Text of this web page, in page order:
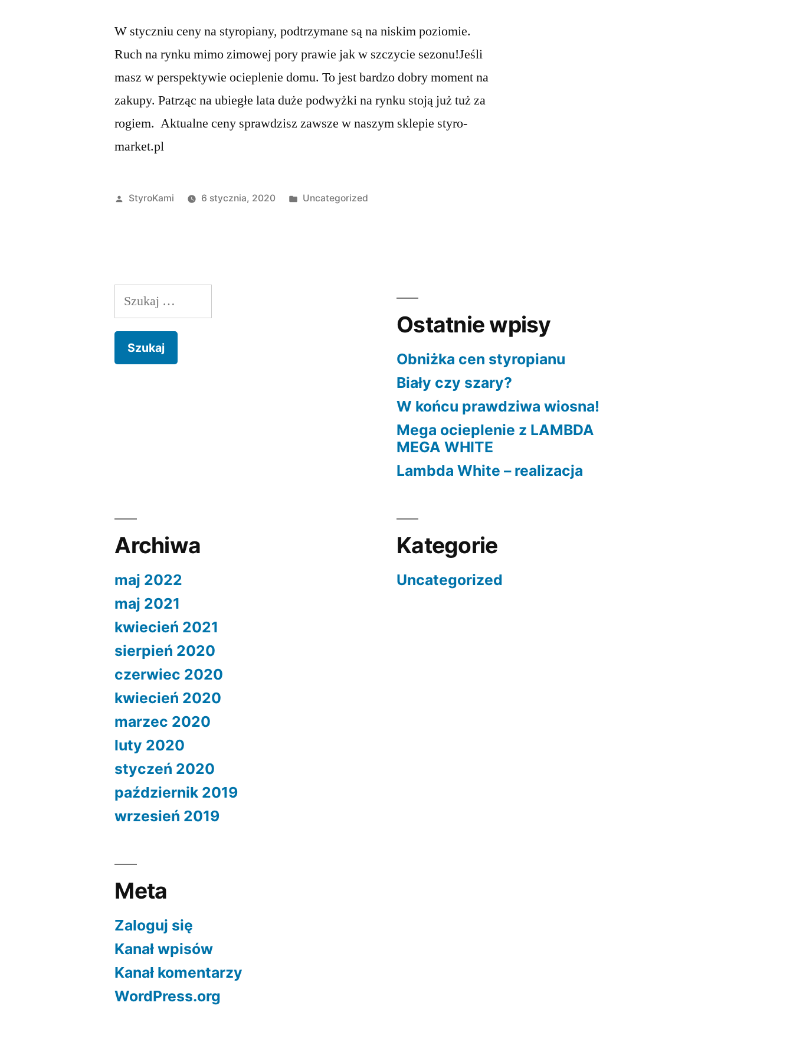
W styczniu ceny na styropiany, podtrzymane są na niskim poziomie.
Ruch na rynku mimo zimowej pory prawie jak w szczycie sezonu!Jeśli
masz w perspektywie ocieplenie domu. To jest bardzo dobry moment na
zakupy. Patrząc na ubiegłe lata duże podwyżki na rynku stoją już tuż za
rogiem. Aktualne ceny sprawdzisz zawsze w naszym sklepie styro-
market.pl
Opublikowane
StyroKami 6 stycznia, 2020
Opublikowano
Uncategorized
Szukaj:
Ostatnie wpisy
Obniżka cen styropianu
Biały czy szary?
W końcu prawdziwa wiosna!
Mega ocieplenie z LAMBDA
MEGA WHITE
Lambda White – realizacja
Archiwa
maj 2022
maj 2021
kwiecień 2021
sierpień 2020
czerwiec 2020
kwiecień 2020
marzec 2020
luty 2020
styczeń 2020
październik 2019
wrzesień 2019
Kategorie
Uncategorized
Meta
Zaloguj się
Kanał wpisów
Kanał komentarzy
WordPress.org